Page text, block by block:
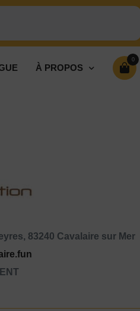
À PROPOS
0
83240 Cavalaire sur Mer